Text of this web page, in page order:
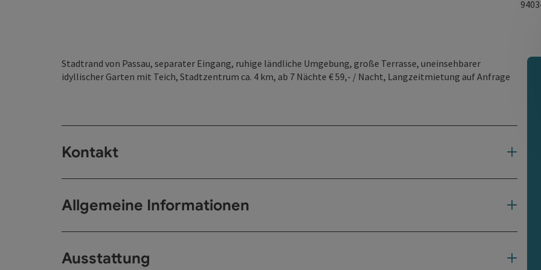
Stadtrand von Passau, separater Eingang, ruhige ländliche Umgebung, große Terrasse, uneinsehbarer
idyllischer Garten mit Teich, Stadtzentrum ca. 4 km, ab 7 Nächte € 59,- / Nacht, Langzeitmietung auf Anfrage
Kontakt
Allgemeine Informationen
Ausstattung